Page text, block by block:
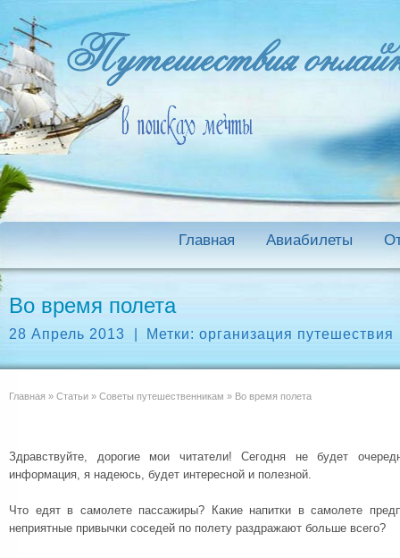
Главная Авиабилеты
Во время полета
28 Апрель 2013 Метки:организация путешествия
Главная » Статьи » Советы путешественникам » Во время полета
Здравствуйте, дорогие мои читатели! Сегодня не будет
информация, я надеюсь, будет интересной и полезной.
Что едят в самолете пассажиры? Какие напитки в самолете
неприятные привычки соседей по полету раздражают больше всего?